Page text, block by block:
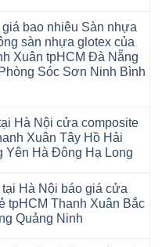
bao nhiêu Sàn nhựa
sàn nhựa glotex của
Xuân tpHCM Đà Nẵng
Sóc Sơn Ninh Bình
Hà Nội cửa composite
Xuân Tây Hồ Hải
Yên Hà Đông Hạ Long
Hà Nội báo giá cửa
tpHCM Thanh Xuân Bắc
Quảng Ninh